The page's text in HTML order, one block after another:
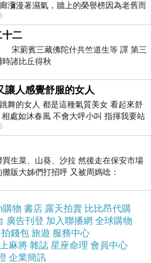
個城市也是〉躺在一片盆栽土，不斷後
於塵土。
是《拆除中》的主旋律，做為社會事件
背景。雖則如此，現場的展演與該事件
在展演中的後撤，加上由於其與「反南
度的認同，因此演變為展演現場流於個體
們對於事件的認識，打開劇場做為公共
的「反」的光譜貼在一起，清楚地相對
我簡化地變成各自表述與抒發的單向度
作用可以反浮淺的大眾媒體與官方說
曾於南鐵東移的區段展演過，展演可藉
飽滿的意義、岔出的想像。在寶藏巖的
想像的集體記憶」的危險與陷阱－－懷
瀰漫著濕氣，牆上的榮譽榜因為老舊而
堯禹舜站在辦公室外，手
十二
宋罽賓三藏佛陀什共竺道生等 譯 第三
諸比丘得秋
讓人感覺舒服的女人
舞的女人 都是這種氣質美女 看起來舒
相處如沐春風 不會大呼小叫 指揮我要站
老幾？？
生菜、山葵、沙拉 然後走在保安市場
販大姊們打招呼 又被周媽唸：
購物 書店 露天拍賣 比比昂代購
廣告刊登 加入聯播網 全球購物
拍錢包 旅遊 服務中心
麻將 雜誌 星座命理 會員中心
企業簡訊